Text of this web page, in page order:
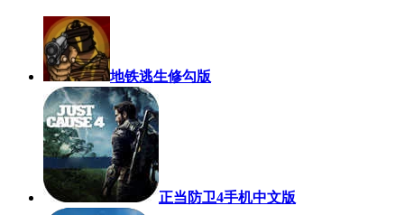
地铁逃生修勾版
正当防卫4手机中文版